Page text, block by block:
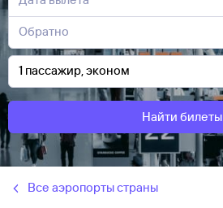
Найти билеты
Все аэропорты страны